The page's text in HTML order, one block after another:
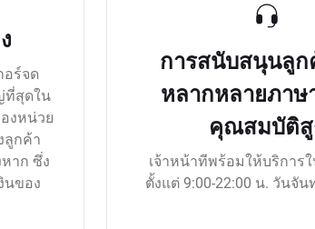
อร์จด
ที่สุดใน
งหน่วย
ลูกค้า
าก ซึ่ง
นของ
การสนับสนุนลูก
หลากหลายภาษ
คุณสมบัติสู
เจ้าหน้าทีพร้อมให้บริการ
ตั้งแต่ 9:00-22:00 น. วันจั